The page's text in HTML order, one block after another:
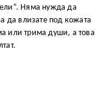
Няма нужда да
да влизате под кожата
или трима души, а това